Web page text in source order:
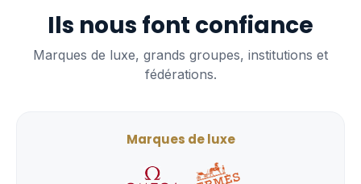
Ils nous font confiance
Marques de luxe, grands groupes, institutions et
fédérations.
Marques de luxe